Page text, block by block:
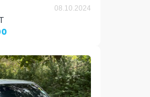
08.10.2024